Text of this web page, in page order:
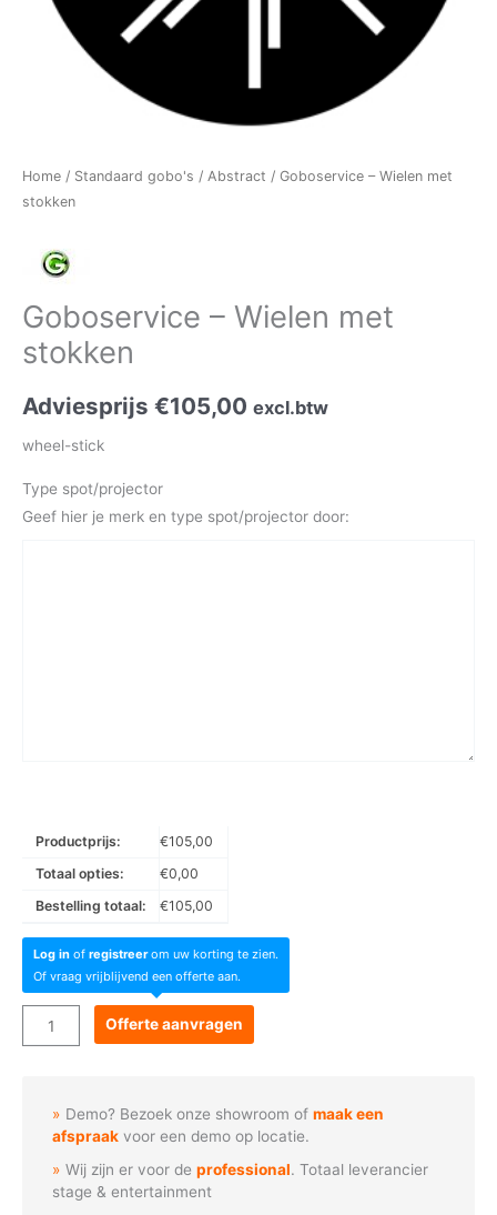
Home / Standaard gobo's / Abstract / Goboservice – Wielen met
stokken
Goboservice – Wielen met
stokken
Adviesprijs €105,00 excl.btw
wheel-stick
Type spot/projector
Geef hier je merk en type spot/projector door:
Productprijs: €105,00
Totaal opties:
€0,00
Bestelling totaal:
€105,00
Log in of registreerom uw korting te zien.
Of vraag vrijblijvend een offerte aan.
Goboservice
-
stokken
Offerte aanvragen
Demo? Bezoek onze showroom ofmaak een
afspraak voor een demo op locatie.
Wij zijn er voor deprofessional. Totaal leverancier
stage & entertainment